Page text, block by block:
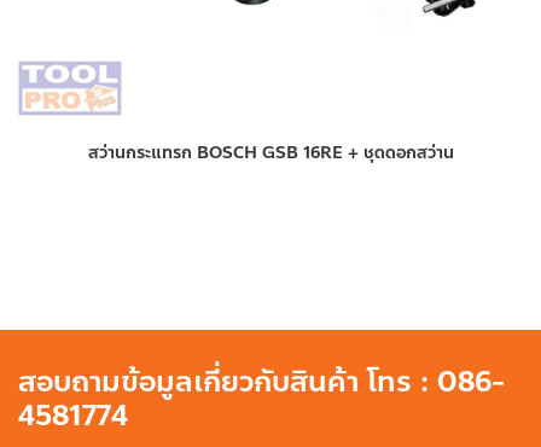
สว่านกระแทรก BOSCH GSB 16RE + ชุดดอกสว่าน
สอบถามข้อมูลเกี่ยวกับสินค้า โทร : 086-
4581774